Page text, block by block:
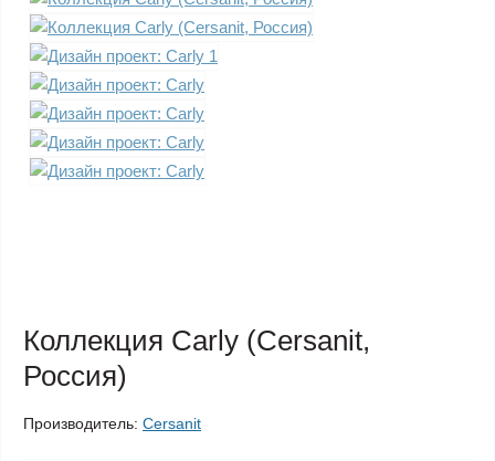
Коллекция Carly (Cersanit,
Россия)
Производитель: Cersanit